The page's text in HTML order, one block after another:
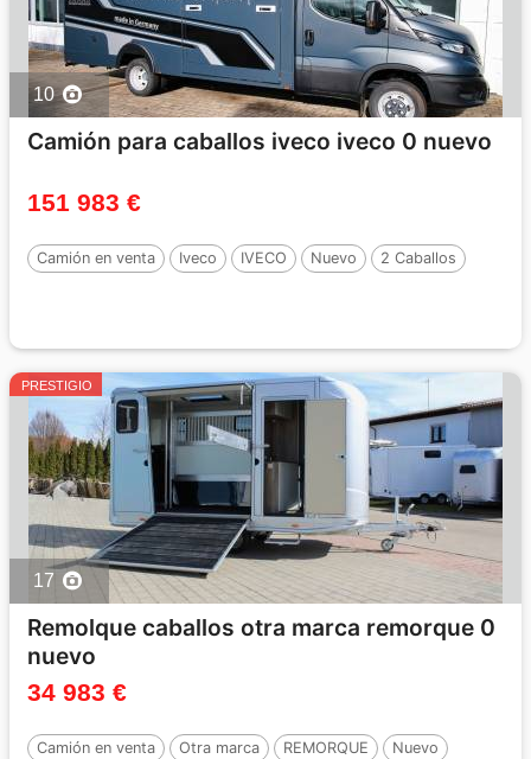
10
Camión para caballos iveco iveco 0 nuevo
151 983 €
Camión en venta Iveco IVECO Nuevo 2 Caballos
PRESTIGIO
17
Remolque caballos otra marca remorque 0
nuevo
34 983 €
Camión en venta Otra marca REMORQUE
Nuevo